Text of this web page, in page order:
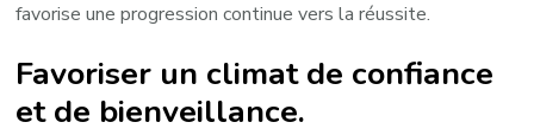
favorise une progression continue vers la réussite.
Favoriser un climat de confiance
et de bienveillance.